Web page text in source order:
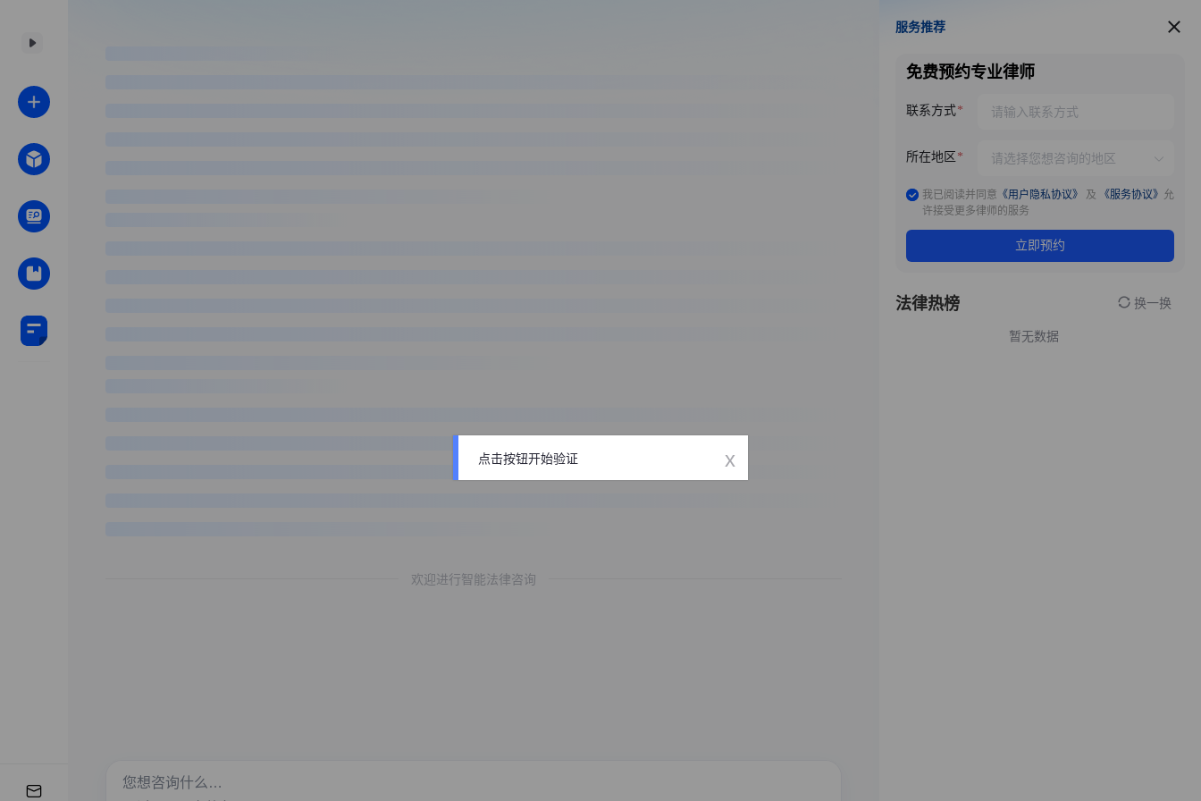
欢迎进行智能法律咨询
服务推荐
服务推荐
免费预约专业律师
联系方式
所在地区
我已阅读并同意 《用户隐私协议》 及 《服务协议》 允
许接受更多律师的服务
立即预约
法律热榜 换一换
暂无数据
点击按钮开始验证 x